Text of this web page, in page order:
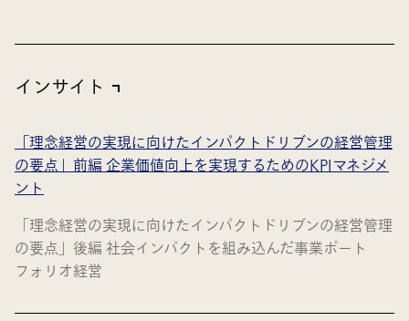
インサイト
「理念経営の実現に向けたインパクトドリブンの経営管理
の要点」前編 企業価値向上を実現するためのKPIマネジメ
ント
「理念経営の実現に向けたインパクトドリブンの経営管理
の要点」後編 社会インパクトを組み込んだ事業ポート
フォリオ経営